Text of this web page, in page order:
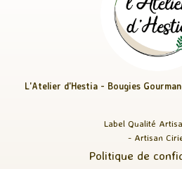
L'Atelier d'Hestia - Bougies
Label Qualité
- Artisan
Politique de